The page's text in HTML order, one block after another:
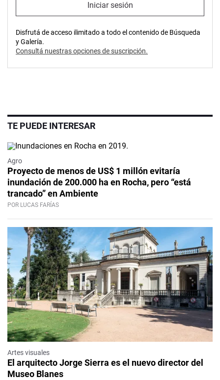
Iniciar sesión
Disfrutá de acceso ilimitado a todo el contenido de Búsqueda
y Galería.
Consultá nuestras opciones de suscripción.
TE PUEDE INTERESAR
Agro
Proyecto de menos de US$ 1 millón evitaría
inundación de 200.000 ha en Rocha, pero “está
trancado” en Ambiente
POR LUCAS FARÍAS
Artes visuales
El arquitecto Jorge Sierra es el nuevo director del
Museo Blanes